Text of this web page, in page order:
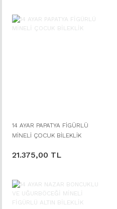
14 AYAR PAPATYA FİGÜRLÜ
MİNELİ ÇOCUK BİLEKLİK
21.375,00 TL